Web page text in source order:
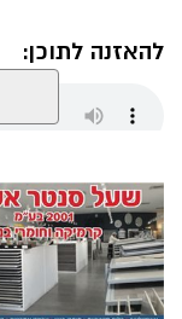
להאזנה לתוכן:
שחר כחלון / 17:34 06.08.26